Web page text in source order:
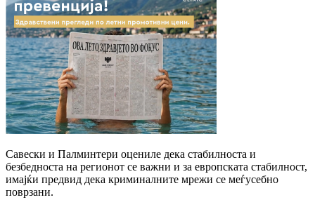
Савески и Палминтери оцениле дека стабилноста и
безбедноста на регионот се важни и за европската стабилност,
имајќи предвид дека криминалните мрежи се меѓусебно
поврзани.